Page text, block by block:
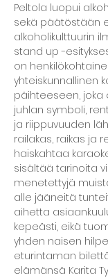
Peltola luopui
sekä päätöstään
alkoholikulttuurin
stand up -
on
yhteiskunnallinen
päihteeseen, joka
juhlan symboli,
ja riippuvuuden
railakas, raikas ja
haiskahtaa
sisältää tarinoita
menetettyjä
alle jääneitä
aihetta
kepeästi, eikä
yhden naisen
eturintaman
elämänsä Karita